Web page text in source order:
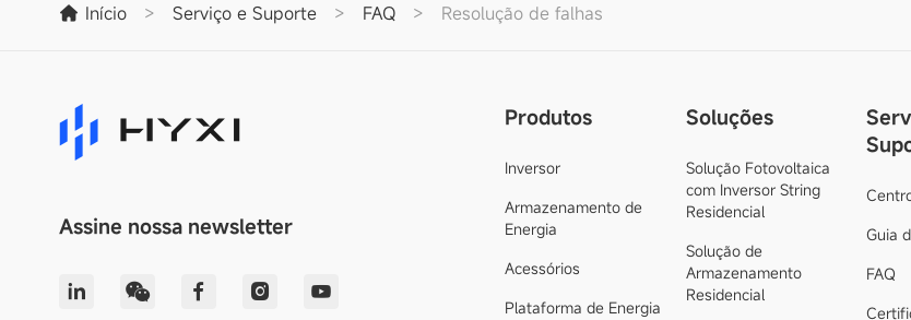
Início > Serviço e Suporte > FAQ > Resolução de falhas
Assine nossa newsletter
Produtos
Inversor
Armazenamento de
Energia
Acessórios
Plataforma de Energia
Soluções
Solução Fotovoltaica
com Inversor String
Residencial
Solução de
Armazenamento
Residencial
Guia
FAQ